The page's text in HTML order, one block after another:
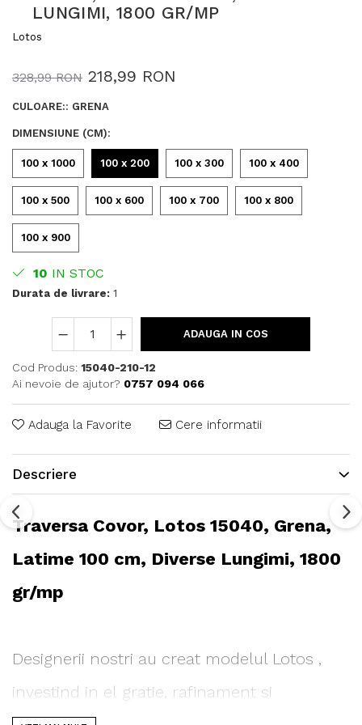
LUNGIMI, 1800 GR/MP
Lotos
328,99 RON 218,99 RON
CULOARE:: GRENA
DIMENSIUNE (CM):
100 x 1000 100 x 200 100 x 300 100 x 400
100 x 500 100 x 600 100 x 700 100 x 800
100 x 900
10 IN STOC
Durata de livrare: 1
ADAUGA IN COS
Cod Produs: 15040-210-12
Ai nevoie de ajutor? 0757 094 066
Adauga la Favorite Cere informatii
Descriere
Traversa Covor, Lotos 15040, Grena,
Latime 100 cm, Diverse Lungimi, 1800
gr/mp
Designerii nostri au creat modelul Lotos ,
investind in el gratie, rafinament si